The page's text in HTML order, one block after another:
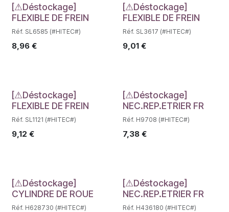
Déstockage
[⚠Déstockage]
FLEXIBLE DE FREIN
Réf. SL6585 (#HITEC#)
8,96 €
Déstockage
[⚠Déstockage]
FLEXIBLE DE FREIN
Réf. SL3617 (#HITEC#)
9,01€
Déstockage
[⚠Déstockage]
FLEXIBLE DE FREIN
Réf. SL1121 (#HITEC#)
9,12 €
Déstockage
[⚠Déstockage]
NEC.REP.ETRIER FR
Réf. H9708 (#HITEC#)
7,38€
Déstockage
[⚠Déstockage]
CYLINDRE DE ROUE
Réf. H628730 (#HITEC#) Déstockage
[⚠Déstockage]
NEC.REP.ETRIER FR
Réf. H436180 (#HITEC#)